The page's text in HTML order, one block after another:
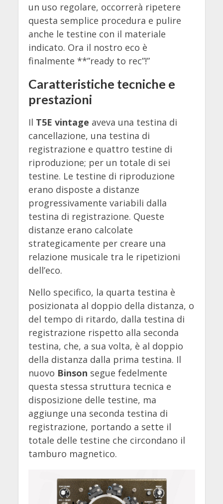
un uso regolare, occorrerà ripetere
questa semplice procedura e pulire
anche le testine con il materiale
indicato. Ora il nostro eco è
finalmente **”ready to rec”!”
Caratteristiche tecniche e
prestazioni
Il T5E vintage aveva una testina di
cancellazione, una testina di
registrazione e quattro testine di
riproduzione; per un totale di sei
testine. Le testine di riproduzione
erano disposte a distanze
progressivamente variabili dalla
testina di registrazione. Queste
distanze erano calcolate
strategicamente per creare una
relazione musicale tra le ripetizioni
dell’eco.
Nello specifico, la quarta testina è
posizionata al doppio della distanza, o
del tempo di ritardo, dalla testina di
registrazione rispetto alla seconda
testina, che, a sua volta, è al doppio
della distanza dalla prima testina. Il
nuovo Binson segue fedelmente
questa stessa struttura tecnica e
disposizione delle testine, ma
aggiunge una seconda testina di
registrazione, portando a sette il
totale delle testine che circondano il
tamburo magnetico.